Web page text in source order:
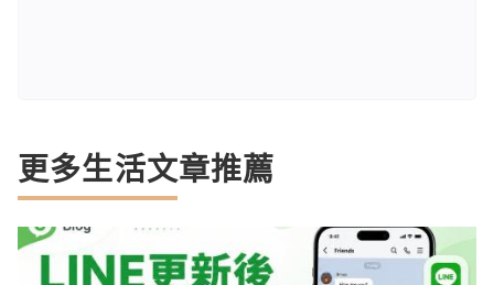
更多生活文章推薦